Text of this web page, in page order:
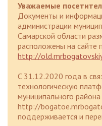
Уважаемые
Документы и
администрации
Самарской области
расположены на сайте
http://
C 31.12.2020 года в
технологическую
муниципального
http://
поддерживается и